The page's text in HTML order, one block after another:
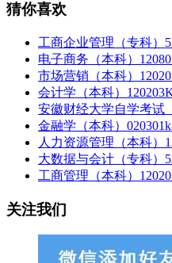
猜你喜欢
工商企业管理（专科）
电子商务（本科）
市场营销（本科）
会计学（本科）
安徽财经大学自学考试
金融学（本科）
人力资源管理（本科）
大数据与会计（专科）
工商管理（本科）
关注我们